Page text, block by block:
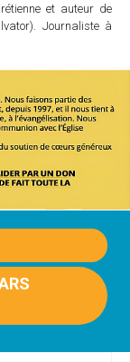
et auteur de
Journaliste à